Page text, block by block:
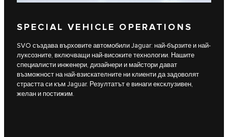
SPECIAL VEHICLE OPERATIONS
SVO създава върховите автомобили Jaguar: най-бързите и най-
луксозните, включващи най-високите технологии. Нашите
специалисти инженери, дизайнери и майстори дават
възможност на най-взискателните ни клиенти да задоволят
страстта си към Jaguar. Резултатът е винаги ексклузивен,
желан и постижим.